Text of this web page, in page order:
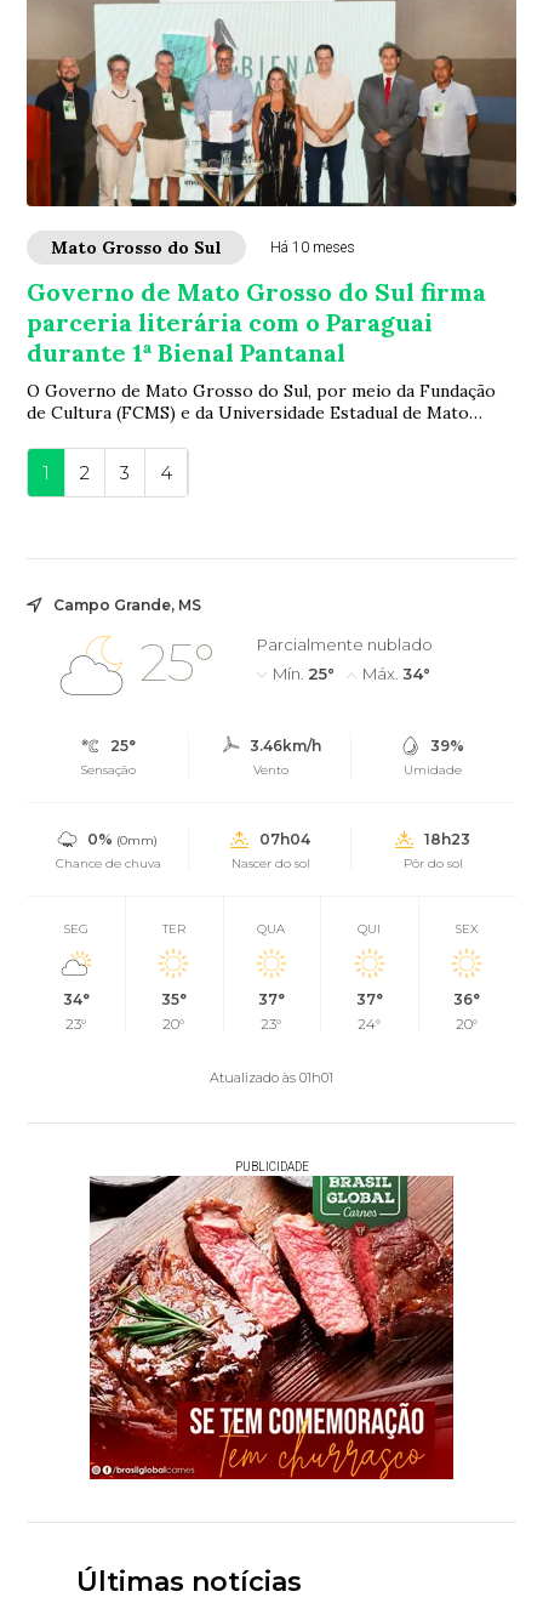
Mato Grosso do Sul Há 10 meses
Governo de Mato Grosso do Sul firma
parceria literária com o Paraguai
durante 1ª Bienal Pantanal
O Governo de Mato Grosso do Sul, por meio da Fundação
de Cultura (FCMS) e da Universidade Estadual de Mato
1 2 3 4
Campo Grande, MS
25°
Parcialmente nublado
Mín. 25° Máx. 34°
25°
Sensação
3.46km/h
Vento
39%
Umidade
0% (0mm)
Chance de chuva
07h04
Nascer do sol
18h23
Pôr do sol
SEG
34°
23°
TER
35°
20°
QUA
37°
23°
QUI
37°
24°
SEX
36°
20°
Atualizado às 01h01
PUBLICIDADE
Últimas notícias